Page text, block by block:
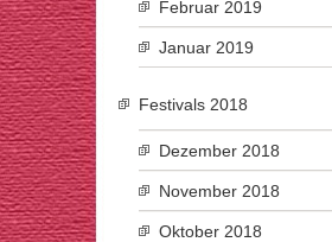
Februar 2019
Januar 2019
Festivals 2018
Dezember 2018
November 2018
Oktober 2018